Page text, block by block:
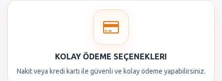
KOLAY ÖDEME SEÇENEKLERI
Nakit veya kredi kartı ile güvenli ve kolay ödeme yapabilirsiniz.